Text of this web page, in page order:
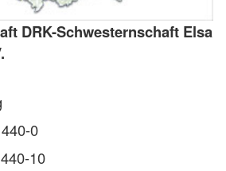
DRK-Schwesternschaft Elsa
0
10